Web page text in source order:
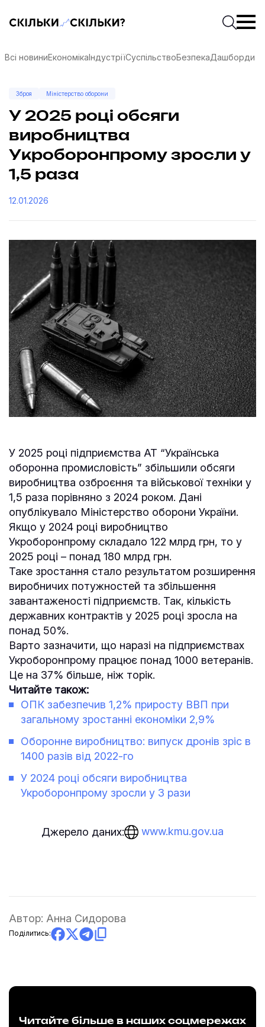
Скільки-скільки? — Медіа про суспільні даніПочати
Всі новиниЕкономікаІндустріїСуспільствоБезпекаДашборди
Зброя Міністерство оборони
У 2025 році обсяги
виробництва
Укроборонпрому зросли у
1,5 раза
12.01.2026
У 2025 році підприємства АТ “Українська
оборонна промисловість” збільшили обсяги
виробництва озброєння та військової техніки у
1,5 раза порівняно з 2024 роком. Дані
опублікувало Міністерство оборони України.
Якщо у 2024 році виробництво
Укроборонпрому складало 122 млрд грн, то у
2025 році – понад 180 млрд грн.
Таке зростання стало результатом розширення
виробничих потужностей та збільшення
завантаженості підприємств. Так, кількість
державних контрактів у 2025 році зросла на
понад 50%.
Варто зазначити, що наразі на підприємствах
Укроборонпрому працює понад 1000 ветеранів.
Це на 37% більше, ніж торік.
Читайте також:
ОПК забезпечив 1,2% приросту ВВП при
загальному зростанні економіки 2,9%
Оборонне виробництво: випуск дронів зріс в
1400 разів від 2022-го
У 2024 році обсяги виробництва
Укроборонпрому зросли у 3 рази
Джерело даних: www.kmu.gov.ua
Автор: Анна Сидорова
Поділитись:
Читайте більше в наших соцмережах